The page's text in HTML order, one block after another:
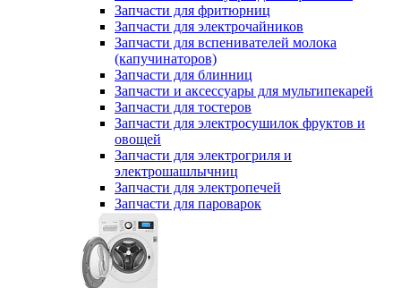
Запчасти для фритюрниц
Запчасти для электрочайников
Запчасти для вспенивателей молока
(капучинаторов)
Запчасти для блинниц
Запчасти и аксессуары для мультипекарей
Запчасти для тостеров
Запчасти для электросушилок фруктов и
овощей
Запчасти для электрогриля и
электрошашлычниц
Запчасти для электропечей
Запчасти для пароварок